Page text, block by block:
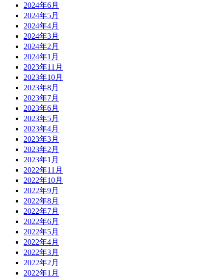
2024年6月
2024年5月
2024年4月
2024年3月
2024年2月
2024年1月
2023年11月
2023年10月
2023年8月
2023年7月
2023年6月
2023年5月
2023年4月
2023年3月
2023年2月
2023年1月
2022年11月
2022年10月
2022年9月
2022年8月
2022年7月
2022年6月
2022年5月
2022年4月
2022年3月
2022年2月
2022年1月